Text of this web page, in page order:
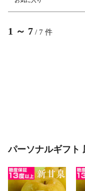
1 ～ 7 / 7 件
パーソナルギフト